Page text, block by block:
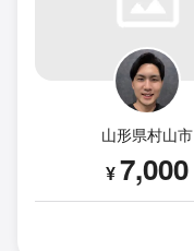
山形県村山市
¥7,000